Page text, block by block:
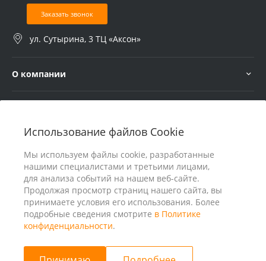
Использование файлов Cookie
Мы используем файлы cookie, разработанные
нашими специалистами и третьими лицами,
для анализа событий на нашем веб-сайте.
Продолжая просмотр страниц нашего сайта, вы
принимаете условия его использования. Более
подробные сведения смотрите в Политике
конфиденциальности.
Заказать звонок
ул. Сутырина, 3 ТЦ «Аксон»
О компании